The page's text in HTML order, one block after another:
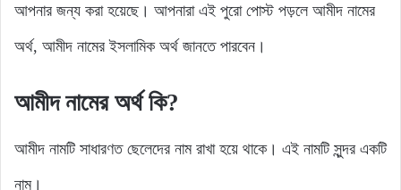
আপনার জন্য করা হয়েছে। আপনারা এই পুরো পোস্ট পড়লে আমীদ নামের
অর্থ, আমীদ নামের ইসলামিক অর্থ জানতে পারবেন।
আমীদ নামের অর্থ কি?
আমীদ নামটি সাধারণত ছেলেদের নাম রাখা হয়ে থাকে। এই নামটি সুন্দর একটি
নাম।